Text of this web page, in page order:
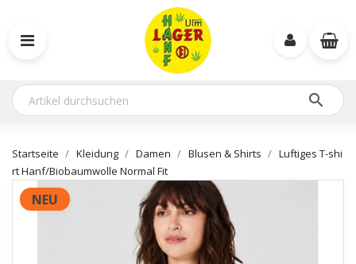

Startseite Kleidung Damen Blusen & Shirts
Luftiges T-shi
rt Hanf/Biobaumwolle Normal Fit
NEU